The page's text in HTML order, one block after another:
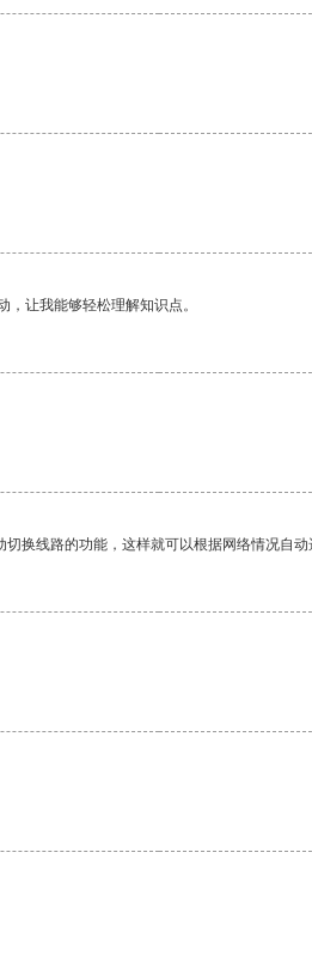
让我能够轻松理解知识点。
换线路的功能，这样就可以根据网络情况自动